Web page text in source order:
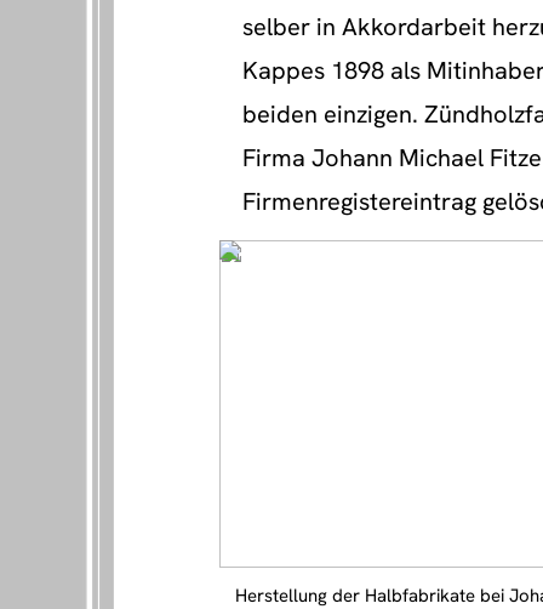
selber in Akkordarbeit
Kappes 1898 als
beiden einzigen.
Firma Johann Michael
Firmenregistereintrag
Herstellung der Halbfabrikate bei